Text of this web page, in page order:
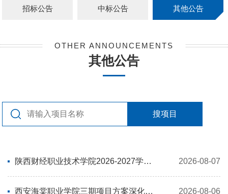
招标公告 中标公告 其他公告
OTHER ANNOUNCEMENTS
其他公告
搜项目
陕西财经职业技术学院2026-2027学年度和馨（自营）食堂耗材类采购项目-终止公告 2026-08-07
西安海棠职业学院三期项目方案深化及施工图设计服务-终止公告 2026-08-06